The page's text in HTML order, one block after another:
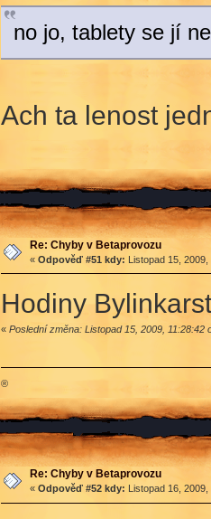
no jo, tablety se jí
Ach ta lenost
Re: Chyby v Betaprovozu
« Odpověď #51 kdy: Listopad 15,
Hodiny
« Poslední změna: Listopad 15, 2009, 11:28:42
®
Re: Chyby v Betaprovozu
« Odpověď #52 kdy: Listopad 16,